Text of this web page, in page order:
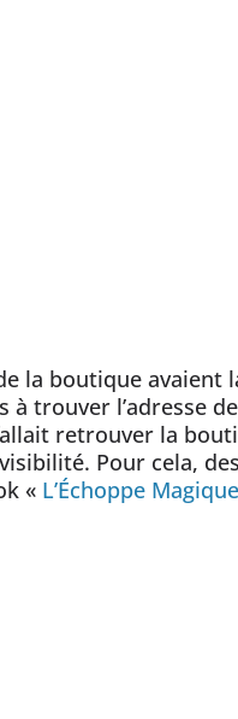
la boutique avaient
trouver l’adresse
retrouver la
Pour cela,
« L’Échoppe Magique